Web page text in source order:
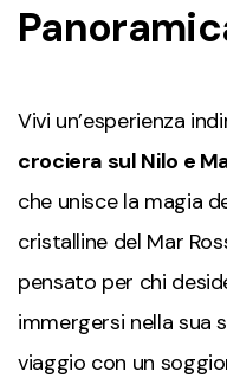
Vivi un’esperienza
crociera sul Nilo e
che unisce la magia
cristalline del Mar
pensato per chi
immergersi nella sua
viaggio con un